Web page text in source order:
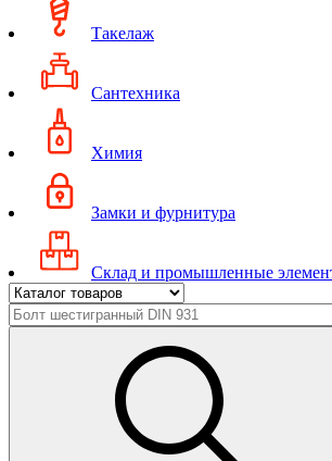
Такелаж
Сантехника
Химия
Замки и фурнитура
Склад и промышленные